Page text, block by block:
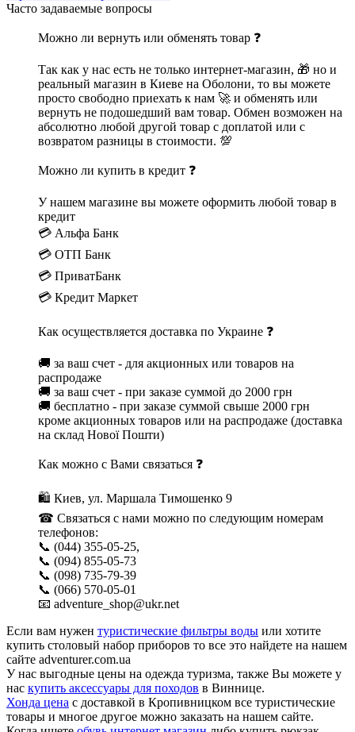
Часто задаваемые вопросы
Можно ли вернуть или обменять товар ❓
Так как у нас есть не только интернет-магазин, 🎁 но и
реальный магазин в Киеве на Оболони, то вы можете
просто свободно приехать к нам 🚀 и обменять или
вернуть не подошедший вам товар. Обмен возможен на
абсолютно любой другой товар с доплатой или с
возвратом разницы в стоимости. 💯
Можно ли купить в кредит ❓
У нашем магазине вы можете оформить любой товар в
кредит
💳 Альфа Банк
💳 ОТП Банк
💳 ПриватБанк
💳 Кредит Маркет
Как осуществляется доставка по Украине ❓
🚚 за ваш счет - для акционных или товаров на
распродаже
🚚 за ваш счет - при заказе суммой до 2000 грн
🚚 бесплатно - при заказе суммой свыше 2000 грн
кроме акционных товаров или на распродаже (доставка
на склад Нової Пошти)
Как можно с Вами связаться ❓
🛍 Киев, ул. Маршала Тимошенко 9
☎ Связаться с нами можно по следующим номерам
телефонов:
📞 (044) 355-05-25,
📞 (094) 855-05-73
📞 (098) 735-79-39
📞 (066) 570-05-01
📧 adventure_shop@ukr.net
Если вам нужен туристические фильтры воды или хотите
купить столовый набор приборов то все это найдете на нашем
сайте adventurer.com.ua
У нас выгодные цены на одежда туризма, также Вы можете у
нас купить аксессуары для походов в Виннице.
Хонда цена с доставкой в Кропивницком все туристические
товары и многое другое можно заказать на нашем сайте.